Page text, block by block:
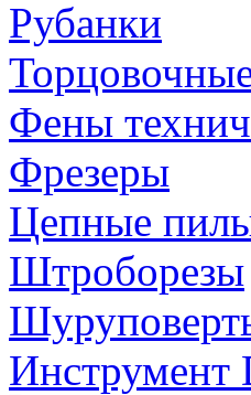
Рубанки
Фены
Фрезеры
Цепные
Штроборезы
Инструмент